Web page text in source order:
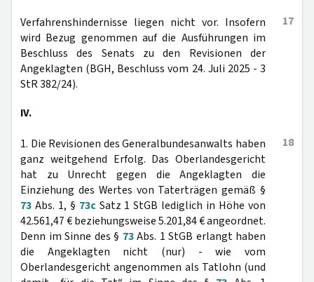
17
Verfahrenshindernisse liegen nicht vor. Insofern
wird Bezug genommen auf die Ausführungen im
Beschluss des Senats zu den Revisionen der
Angeklagten (BGH, Beschluss vom 24. Juli 2025 - 3
StR 382/24).
IV.
18
1. Die Revisionen des Generalbundesanwalts haben
ganz weitgehend Erfolg. Das Oberlandesgericht
hat zu Unrecht gegen die Angeklagten die
Einziehung des Wertes von Taterträgen gemäß §
73 Abs. 1, § 73cSatz 1 StGB lediglich in Höhe von
42.561,47 € beziehungsweise 5.201,84 € angeordnet.
Denn im Sinne des § 73Abs. 1 StGB erlangt haben
die Angeklagten nicht (nur) - wie vom
Oberlandesgericht angenommen als Tatlohn (und